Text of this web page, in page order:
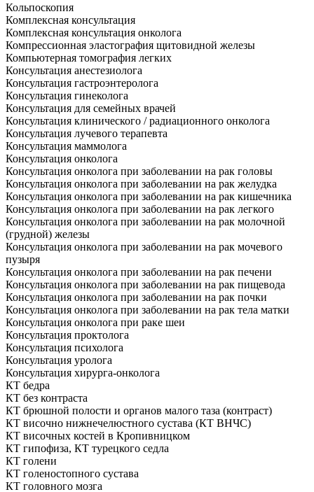
Кольпоскопия
Комплексная консультация
Комплексная консультация онколога
Компрессионная эластография щитовидной железы
Компьютерная томография легких
Консультация анестезиолога
Консультация гастроэнтеролога
Консультация гинеколога
Консультация для семейных врачей
Консультация клинического / радиационного онколога
Консультация лучевого терапевта
Консультация маммолога
Консультация онколога
Консультация онколога при заболевании на рак головы
Консультация онколога при заболевании на рак желудка
Консультация онколога при заболевании на рак кишечника
Консультация онколога при заболевании на рак легкого
Консультация онколога при заболевании на рак молочной
(грудной) железы
Консультация онколога при заболевании на рак мочевого
пузыря
Консультация онколога при заболевании на рак печени
Консультация онколога при заболевании на рак пищевода
Консультация онколога при заболевании на рак почки
Консультация онколога при заболевании на рак тела матки
Консультация онколога при раке шеи
Консультация проктолога
Консультация психолога
Консультация уролога
Консультация хирурга-онколога
КТ бедра
КТ без контраста
КТ брюшной полости и органов малого таза (контраст)
КТ височно нижнечелюстного сустава (КТ ВНЧС)
КТ височных костей в Кропивницком
КТ гипофиза, КТ турецкого седла
КТ голени
КТ голеностопного сустава
КТ головного мозга